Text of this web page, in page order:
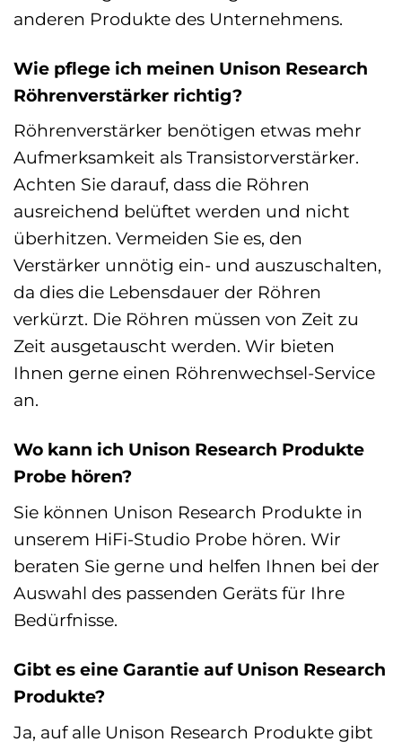
anderen Produkte des Unternehmens.
Wie pflege ich meinen Unison Research
Röhrenverstärker richtig?
Röhrenverstärker benötigen etwas mehr
Aufmerksamkeit als Transistorverstärker.
Achten Sie darauf, dass die Röhren
ausreichend belüftet werden und nicht
überhitzen. Vermeiden Sie es, den
Verstärker unnötig ein- und auszuschalten,
da dies die Lebensdauer der Röhren
verkürzt. Die Röhren müssen von Zeit zu
Zeit ausgetauscht werden. Wir bieten
Ihnen gerne einen Röhrenwechsel-Service
an.
Wo kann ich Unison Research Produkte
Probe hören?
Sie können Unison Research Produkte in
unserem HiFi-Studio Probe hören. Wir
beraten Sie gerne und helfen Ihnen bei der
Auswahl des passenden Geräts für Ihre
Bedürfnisse.
Gibt es eine Garantie auf Unison Research
Produkte?
Ja, auf alle Unison Research Produkte gibt